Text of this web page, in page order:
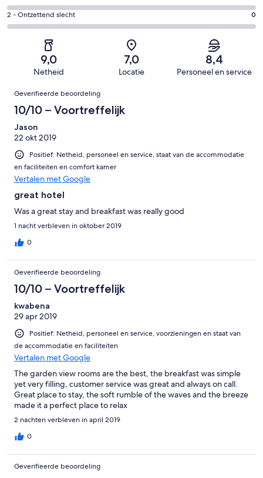
8
beoordelingen
2
van
beoordelingen
-
Redelijk.
3
beoordelingen
4
-
Gastenscore:
2
Ontzettend
van
beoordelingen
2 - Ontzettend slecht 0
9,0
Netheid
7,0
Locatie
8,4
Personeel en service
Beoordelingen
Geverifieerde beoordeling
10/10 – Voortreffelijk
Jason
22 okt 2019
Positief: Netheid, personeel en service, staat van de accommodatie
en faciliteiten en comfort kamer
Vertalen met Google
great hotel
Was a great stay and breakfast was really good
1 nacht verbleven in oktober 2019
0
Geverifieerde beoordeling
10/10 – Voortreffelijk
kwabena
29 apr 2019
Positief: Netheid, personeel en service, voorzieningen en staat van
de accommodatie en faciliteiten
Vertalen met Google
The garden view rooms are the best, the breakfast was simple
yet very filling, customer service was great and always on call.
Great place to stay, the soft rumble of the waves and the breeze
made it a perfect place to relax
2 nachten verbleven in april 2019
0
Geverifieerde beoordeling